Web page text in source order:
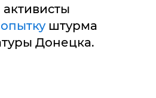
штурма
Донецка.